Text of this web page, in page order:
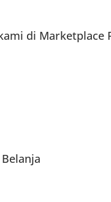
adalah:
di Marketplace